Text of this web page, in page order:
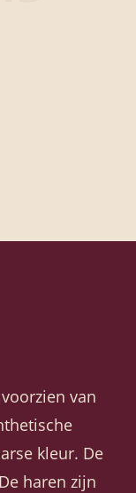
van
kleur. De
haren zijn